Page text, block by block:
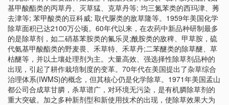
基甲酸酯类的丙草丹、灭草猛、克草丹等; 均三氮苯类的西玛津、莠
去津等; 苯甲酸类的豆科威; 取代脲类的敌草隆等。1959年美国化学
除草面积已达2100万公顷。60年代以来，在农药中新品种研制最多
的是除草剂，如二硝基苯胺类的氟乐灵;酰胺类的敌稗、甲草胺，硫
代氨基甲酸酯类的野麦畏、禾草特、禾草丹;二苯醚类的除草醚、草
枯醚等，并以土壤处理剂为主。大量高效、强选择性除草剂品种的
出现，引起了耕作栽培制度的变革。70年代在美国提出了杂草综合
治理体系(IWMS)的概念，但其核心仍是化学除草。1971年美国孟山
都公司合成草甘膦，杀草谱广，对环境无污染，是有机膦除草剂的
重大突破。加之多种新剂型和新使用技术的出现，使除草效果大为